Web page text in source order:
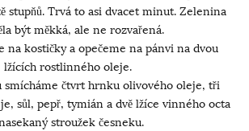
stupňů. Trvá to asi dvacet minut. Zelenina
být měkká, ale ne rozvařená.
na kostičky a opečeme na pánvi na dvou
lžících rostlinného oleje.
smícháme čtvrt hrnku olivového oleje, tři
sůl, pepř, tymián a dvě lžíce vinného octa
stroužek česneku.